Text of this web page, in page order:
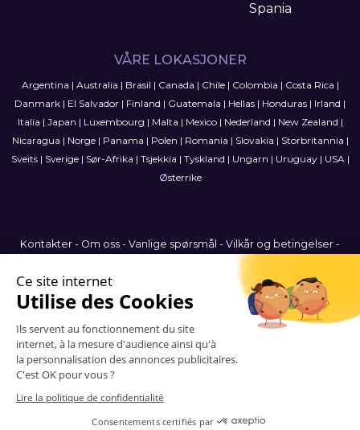
Spania
VÅRE LOKASJONER
Argentina | Australia | Brasil | Canada | Chile| Colombia | Costa Rica |
Danmark | El Salvador | Finland | Guatemala | Hellas | Honduras | Irland |
Italia | Japan | Luxembourg | Malta | Mexico| Nederland | New Zealand |
Nicaragua | Norge| Panama | Polen | Romania | Slovakia | Storbritannia |
Sveits| Sverige| Sør-Afrika | Tsjekkia | Tyskland | Ungarn | Uruguay| USA|
Østerrike
Kontakter - Om oss - Vanlige spørsmål - Vilkår og betingelser -
Nettstedkart